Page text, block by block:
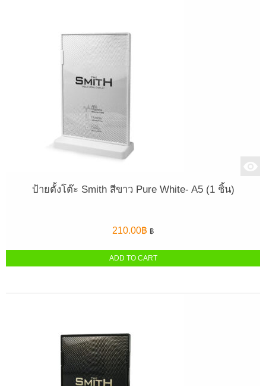
ป้ายตั้งโต๊ะ Smith สีขาว Pure White- A5 (1 ชิ้น)
210.00฿ ฿
ADD TO CART